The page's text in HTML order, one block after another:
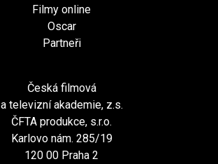
Filmy online
Oscar
Partneři
Česká filmová
a televizní akademie, z.s.
ČFTA produkce, s.r.o.
Karlovo nám. 285/19
120 00 Praha 2